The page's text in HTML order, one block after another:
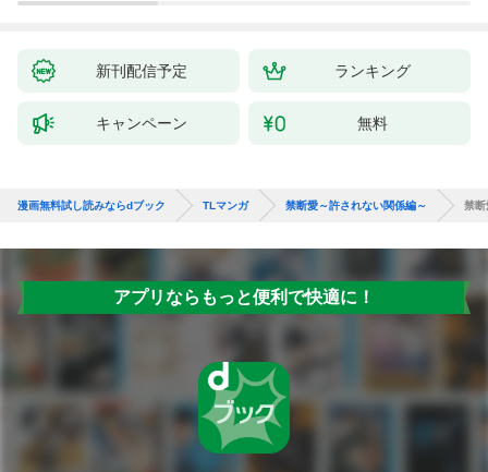
新刊配信予定 ランキング
キャンペーン 無料
漫画無料試し読みならdブック TLマンガ 禁断愛～許されない関係編～ 禁断
アプリならもっと便利で快適に！